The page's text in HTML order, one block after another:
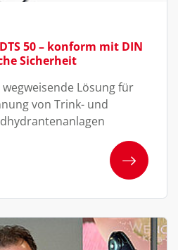
50 – konform mit DIN
Sicherheit
Lösung für
von Trink- und